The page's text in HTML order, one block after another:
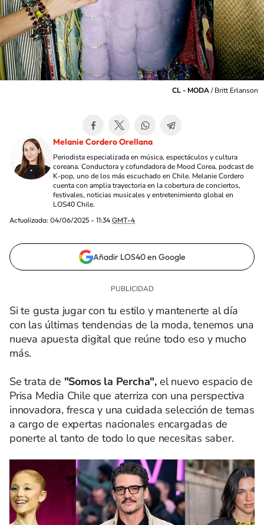
CL - MODA/Britt Erlanson
Melanie Cordero Orellana
Periodista especializada en música, espectáculos y cultura
coreana. Conductora y cofundadora de Mood Corea, podcast de
K-pop, uno de los más escuchado en Chile. Melanie Cordero
cuenta con amplia trayectoria en la cobertura de conciertos,
festivales, noticias musicales y entretenimiento global en
LOS40 Chile.
Actualizada: 04/06/2025 - 11:34 GMT-4
Añadir LOS40 en Google
Si te gusta jugar con tu estilo y mantenerte al día
con las últimas tendencias de la moda, tenemos una
nueva apuesta digital que reúne todo eso y mucho
más.
Se trata de "Somos la Percha", el nuevo espacio de
Prisa Media Chile que aterriza con una perspectiva
innovadora, fresca y una cuidada selección de temas
a cargo de expertas nacionales encargadas de
ponerte al tanto de todo lo que necesitas saber.